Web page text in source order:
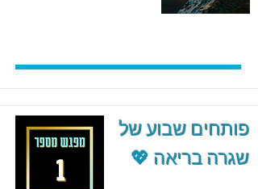
פותחים שבוע של
שגרה בריאה 💖